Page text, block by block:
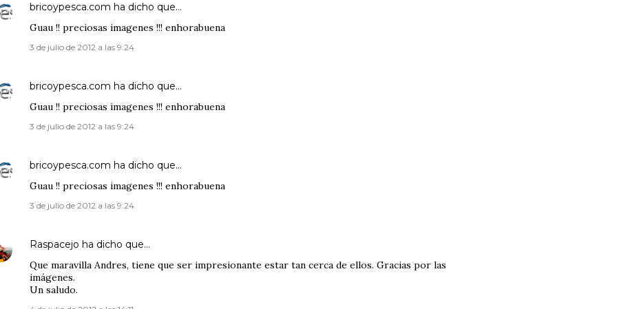
bricoypesca.com ha dicho que…
Guau !! preciosas imagenes !!! enhorabuena
3 de julio de 2012 a las 9:24
bricoypesca.com ha dicho que…
Guau !! preciosas imagenes !!! enhorabuena
3 de julio de 2012 a las 9:24
bricoypesca.com ha dicho que…
Guau !! preciosas imagenes !!! enhorabuena
3 de julio de 2012 a las 9:24
Raspacejo ha dicho que…
Que maravilla Andres, tiene que ser impresionante estar tan cerca de ellos. Gracias por las
imágenes.
Un saludo.